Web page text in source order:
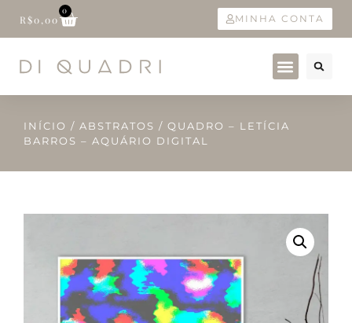
R$0,00
0
MINHA CONTA
INÍCIO / ABSTRATOS / QUADRO – LETÍCIA
BARROS – AQUÁRIO DIGITAL